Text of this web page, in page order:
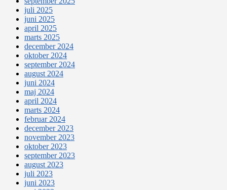
juli 2025
juni 2025
april 2025
marts 2025
december 2024
oktober 2024
september 2024
august 2024
juni 2024
maj 2024
april 2024
marts 2024
februar 2024
december 2023
november 2023
oktober 2023
september 2023
august 2023
juli 2023
juni 2023